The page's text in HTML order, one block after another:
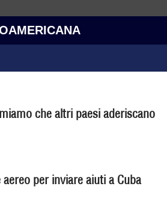
che altri paesi aderiscano
per inviare aiuti a Cuba